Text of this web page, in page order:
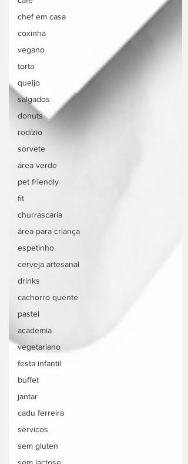
chef em casa
coxinha
vegano
torta
queijo
salgados
donuts
rodízio
sorvete
área verde
pet friendly
fit
churrascaria
área para criança
espetinho
cerveja artesanal
drinks
cachorro quente
pastel
academia
vegetariano
festa infantil
buffet
jantar
cadu ferreira
servicos
sem gluten